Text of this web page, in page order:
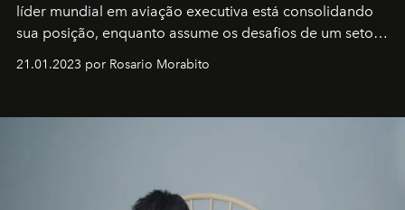
líder mundial em aviação executiva está consolidando
sua posição, enquanto assume os desafios de um setor
em rápida evolução e redefinindo o conceito de luxo
21.01.2023 por Rosario Morabito